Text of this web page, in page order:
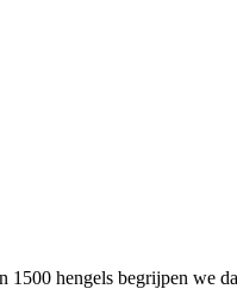
1500 hengels begrijpen we